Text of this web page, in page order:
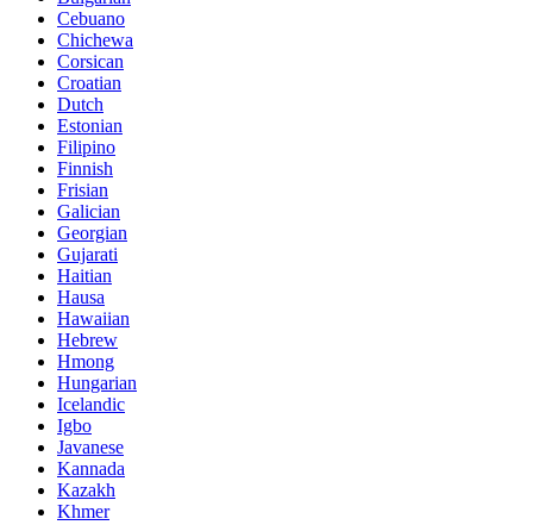
Cebuano
Chichewa
Corsican
Croatian
Dutch
Estonian
Filipino
Finnish
Frisian
Galician
Georgian
Gujarati
Haitian
Hausa
Hawaiian
Hebrew
Hmong
Hungarian
Icelandic
Igbo
Javanese
Kannada
Kazakh
Khmer